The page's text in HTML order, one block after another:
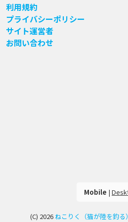
利用規約
プライバシーポリシー
サイト運営者
お問い合わせ
Mobile |
(C) 2026ねこりく（猫が陸を釣る）